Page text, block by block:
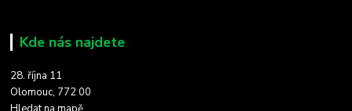
Kde nás najdete
28. října 11
Olomouc, 772 00